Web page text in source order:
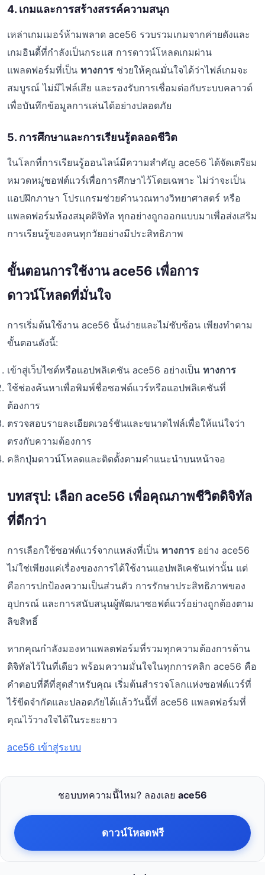
4. เกมและการสร้างสรรค์ความสนุก
เหล่าเกมเมอร์ห้ามพลาด ace56 รวบรวมเกมจากค่ายดังและ
เกมอินดี้ที่กำลังเป็นกระแส การดาวน์โหลดเกมผ่าน
แพลตฟอร์มที่เป็น ทางการ ช่วยให้คุณมั่นใจได้ว่าไฟล์เกมจะ
สมบูรณ์ ไม่มีไฟล์เสีย และรองรับการเชื่อมต่อกับระบบคลาวด์
เพื่อบันทึกข้อมูลการเล่นได้อย่างปลอดภัย
5. การศึกษาและการเรียนรู้ตลอดชีวิต
ในโลกที่การเรียนรู้ออนไลน์มีความสำคัญ ace56 ได้จัดเตรียม
หมวดหมู่ซอฟต์แวร์เพื่อการศึกษาไว้โดยเฉพาะ ไม่ว่าจะเป็น
แอปฝึกภาษา โปรแกรมช่วยคำนวณทางวิทยาศาสตร์ หรือ
แพลตฟอร์มห้องสมุดดิจิทัล ทุกอย่างถูกออกแบบมาเพื่อส่งเสริม
การเรียนรู้ของคนทุกวัยอย่างมีประสิทธิภาพ
ขั้นตอนการใช้งาน ace56 เพื่อการ
ดาวน์โหลดที่มั่นใจ
การเริ่มต้นใช้งาน ace56 นั้นง่ายและไม่ซับซ้อน เพียงทำตาม
ขั้นตอนดังนี้:
เข้าสู่เว็บไซต์หรือแอปพลิเคชัน ace56 อย่างเป็น ทางการ
ใช้ช่องค้นหาเพื่อพิมพ์ชื่อซอฟต์แวร์หรือแอปพลิเคชันที่
ต้องการ
ตรวจสอบรายละเอียดเวอร์ชันและขนาดไฟล์เพื่อให้แน่ใจว่า
ตรงกับความต้องการ
คลิกปุ่มดาวน์โหลดและติดตั้งตามคำแนะนำบนหน้าจอ
บทสรุป: เลือก ace56 เพื่อคุณภาพชีวิตดิจิทัล
ที่ดีกว่า
การเลือกใช้ซอฟต์แวร์จากแหล่งที่เป็น ทางการ อย่าง ace56
ไม่ใช่เพียงแค่เรื่องของการได้ใช้งานแอปพลิเคชันเท่านั้น แต่
คือการปกป้องความเป็นส่วนตัว การรักษาประสิทธิภาพของ
อุปกรณ์ และการสนับสนุนผู้พัฒนาซอฟต์แวร์อย่างถูกต้องตาม
ลิขสิทธิ์
หากคุณกำลังมองหาแพลตฟอร์มที่รวมทุกความต้องการด้าน
ดิจิทัลไว้ในที่เดียว พร้อมความมั่นใจในทุกการคลิก ace56 คือ
คำตอบที่ดีที่สุดสำหรับคุณ เริ่มต้นสำรวจโลกแห่งซอฟต์แวร์ที่
ไร้ขีดจำกัดและปลอดภัยได้แล้ววันนี้ที่ ace56 แพลตฟอร์มที่
คุณไว้วางใจได้ในระยะยาว
ace56 เข้าสู่ระบบ
ชอบบทความนี้ไหม? ลองเลย ace56
ดาวน์โหลดฟรี